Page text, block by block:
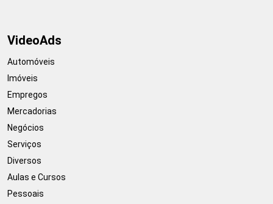
VideoAds
Automóveis
Imóveis
Empregos
Mercadorias
Negócios
Serviços
Diversos
Aulas e Cursos
Pessoais